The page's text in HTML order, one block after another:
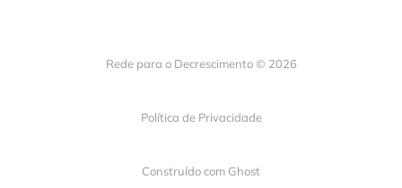
Rede para o Decrescimento © 2026
Política de Privacidade
Construído com Ghost